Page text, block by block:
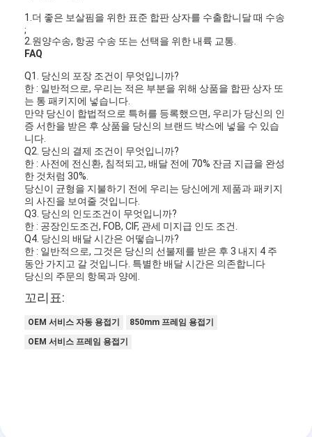
1.더 좋은 보살핌을 위한 표준 합판 상자를 수출합니달 때 수송
;
2.원양수송, 항공 수송 또는 선택을 위한 내륙 교통.
FAQ
Q1. 당신의 포장 조건이 무엇입니까?
한 : 일반적으로, 우리는 적은 부분을 위해 상품을 합판 상자 또
는 통 패키지에 넣습니다.
만약 당신이 합법적으로 특허를 등록했으면, 우리가 당신의 인
증 서한을 받은 후 상품을 당신의 브랜드 박스에 넣을 수 있습
니다.
Q2. 당신의 결제 조건이 무엇입니까?
한 : 사전에 전신환, 침적되고, 배달 전에 70% 잔금 지급을 완성
한 것처럼 30%.
당신이 균형을 지불하기 전에 우리는 당신에게 제품과 패키지
의 사진을 보여줄 것입니다.
Q3. 당신의 인도조건이 무엇입니까?
한 : 공장인도조건, FOB, CIF, 관세 미지급 인도 조건.
Q4. 당신의 배달 시간은 어떻습니까?
한 : 일반적으로, 그것은 당신의 선불제를 받은 후 3 내지 4 주
동안 가지고 갈 것입니다. 특별한 배달 시간은 의존합니다
당신의 주문의 항목과 양에.
꼬리표:
OEM 서비스 자동 용접기
850mm 프레임 용접기
OEM 서비스 프레임 용접기